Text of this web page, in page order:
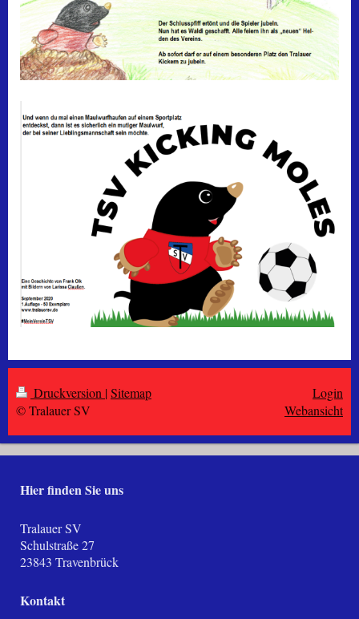
Druckversion |Sitemap
© Tralauer SV
Login
Webansicht
Hier finden Sie uns
Tralauer SV
Schulstraße27
23843 Travenbrück
Kontakt